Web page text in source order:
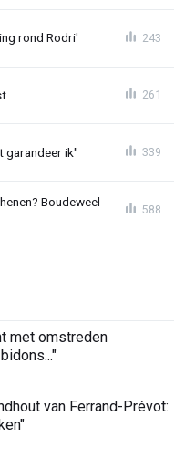
rond Rodri' 243
261
garandeer ik" 339
Boudeweel
588
met omstreden
van Ferrand-Prévot: